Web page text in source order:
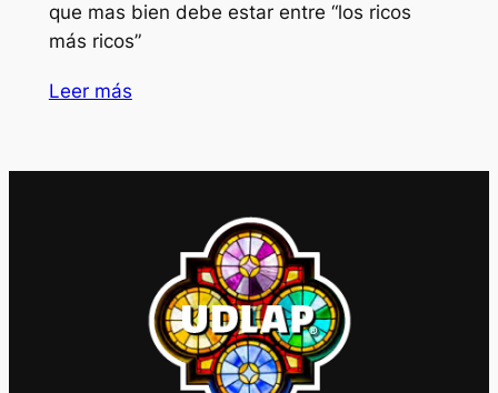
que mas bien debe estar entre “los ricos
más ricos”
Leer más